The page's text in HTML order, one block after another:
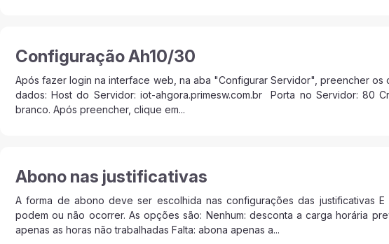
Configuração Ah10/30
Após fazer login na interface web, na aba "Configurar Servidor", preencher
dados: Host do Servidor: iot-ahgora.primesw.com.br Porta no Servidor: 80
branco. Após preencher, clique em...
Abono nas justificativas
A forma de abono deve ser escolhida nas configurações das justificativas
podem ou não ocorrer. As opções são: Nenhum: desconta a carga horária
apenas as horas não trabalhadas Falta: abona apenas a...